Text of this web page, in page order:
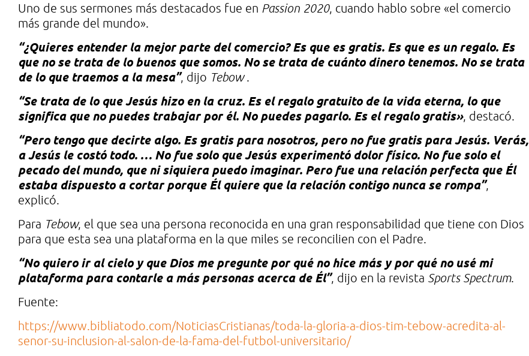
Uno de sus sermones más destacados fue en Passion 2020, cuando hablo sobre «el comercio
más grande del mundo».
“¿Quieres entender la mejor parte del comercio? Es que es gratis. Es que es un regalo. Es
que no se trata de lo buenos que somos. No se trata de cuánto dinero tenemos. No se trata
de lo que traemos a la mesa”, dijo Tebow.
“Se trata de lo que Jesús hizo en la cruz. Es el regalo gratuito de la vida eterna, lo que
significa que no puedes trabajar por él. No puedes pagarlo. Es el regalo gratis», destacó.
“Pero tengo que decirte algo. Es gratis para nosotros, pero no fue gratis para Jesús. Verás,
a Jesús le costó todo. … No fue solo que Jesús experimentó dolor físico. No fue solo el
pecado del mundo, que ni siquiera puedo imaginar. Pero fue una relación perfecta que Él
estaba dispuesto a cortar porque Él quiere que la relación contigo nunca se rompa”,
explicó.
Para Tebow, el que sea una persona reconocida en una gran responsabilidad que tiene con Dios
para que esta sea una plataforma en la que miles se reconcilien con el Padre.
“No quiero ir al cielo y que Dios me pregunte por qué no hice más y por qué no usé mi
plataforma para contarle a más personas acerca de Él”, dijo en la revista Sports Spectrum.
Fuente:
https://www.bibliatodo.com/NoticiasCristianas/toda-la-gloria-a-dios-tim-tebow-acredita-al-
senor-su-inclusion-al-salon-de-la-fama-del-futbol-universitario/